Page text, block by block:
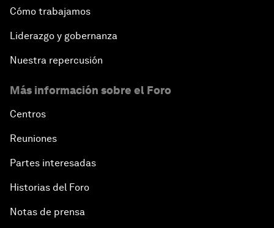
Cómo trabajamos
Liderazgo y gobernanza
Nuestra repercusión
Más información sobre el Foro
Centros
Reuniones
Partes interesadas
Historias del Foro
Notas de prensa